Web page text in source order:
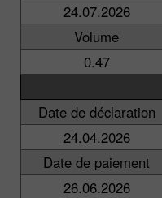
24.07.2026
Volume
0.47
Date de déclaration
24.04.2026
Date de paiement
26.06.2026